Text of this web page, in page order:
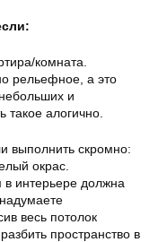
комната.
рельефное, а это
и
алогично.
выполнить скромно:
окрас.
интерьере должна
весь потолок
пространство в